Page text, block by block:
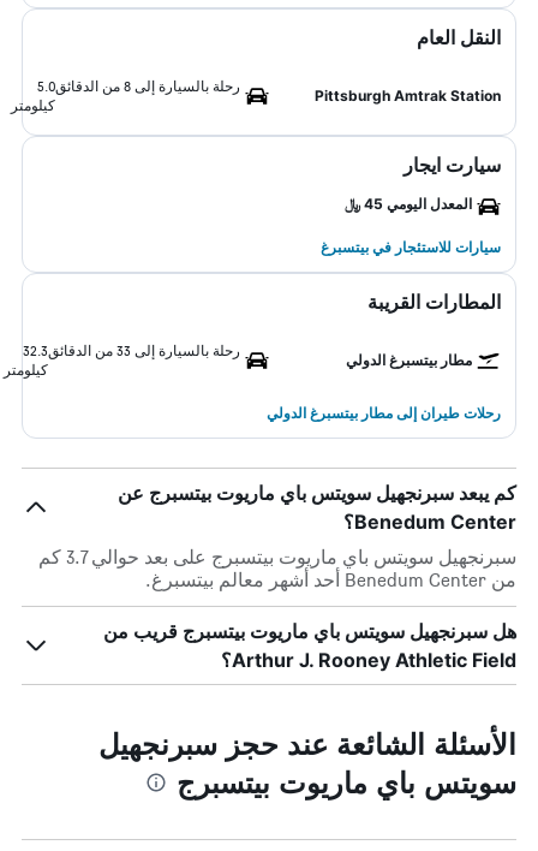
النقل العام
Pittsburgh Amtrak Station
رحلة بالسيارة إلى 8 من الدقائق
5.0
كيلومتر
سيارت ايجار
المعدل اليومي 45 ﷼
سيارات للاستئجار في بيتسبرغ
المطارات القريبة
مطار بيتسبرغ الدولي
رحلة بالسيارة إلى 33 من الدقائق
32.3
كيلومتر
رحلات طيران إلى مطار بيتسبرغ الدولي
كم يبعد سبرنجهيل سويتس باي ماريوت بيتسبرج عن
Benedum Center؟
سبرنجهيل سويتس باي ماريوت بيتسبرج على بعد حوالي 3.7 كم
من Benedum Center أحد أشهر معالم بيتسبرغ.
هل سبرنجهيل سويتس باي ماريوت بيتسبرج قريب من
Arthur J. Rooney Athletic Field؟
الأسئلة الشائعة عند حجز سبرنجهيل
سويتس باي ماريوت بيتسبرج